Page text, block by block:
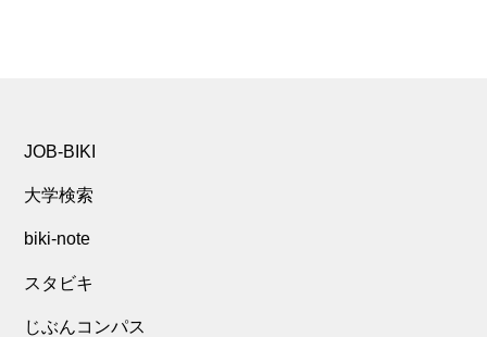
JOB-BIKI
大学検索
biki-note
スタビキ
じぶんコンパス